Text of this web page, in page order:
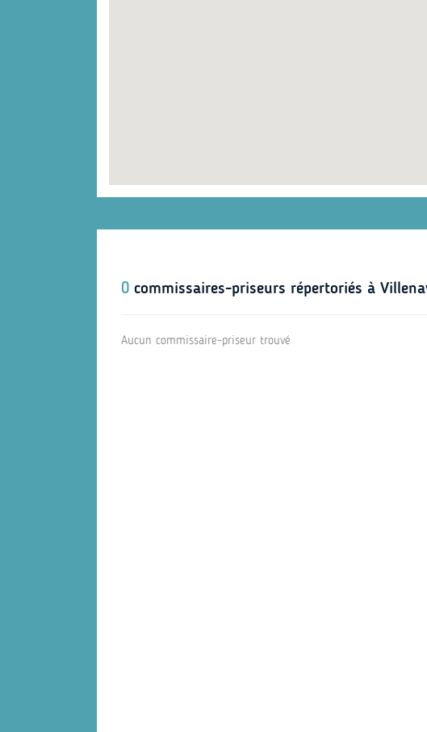
0 commissaires-priseurs répertoriés à
Aucun commissaire-priseur trouvé